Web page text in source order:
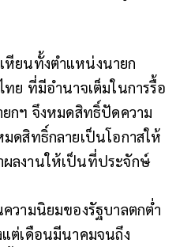
ยนทั้งตำแหน่งนายก
ย ที่มีอำนาจเต็มในการรื้อ
กฯ จึงหมดสิทธิ์ปัดความ
ดสิทธิ์กลายเป็นโอกาสให้
ลงานให้เป็นที่ประจักษ์
วามนิยมของรัฐบาลตกต่ำ
ต่เดือนมีนาคมจนถึง